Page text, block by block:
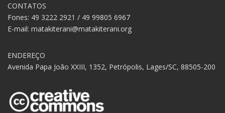
CONTATOS
Fones: 49 3222 2921 / 49 99805 6967
E-mail: matakiterani@matakiterani.org
ENDEREÇO
Avenida Papa João XXIII, 1352, Petrópolis, Lages/SC, 88505-200